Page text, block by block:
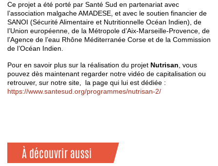
Ce projet a été porté par Santé Sud en partenariat avec
l’association malgache AMADESE, et avec le soutien financier de
SANOI (Sécurité Alimentaire et Nutritionnelle Océan Indien), de
l’Union européenne, de la Métropole d’Aix-Marseille-Provence, de
l’Agence de l’eau Rhône Méditerranée Corse et de la Commission
de l’Océan Indien.
Pour en savoir plus sur la réalisation du projet Nutrisan , vous
pouvez dès maintenant regarder notre vidéo de capitalisation ou
retrouver, sur notre site, la page qui lui est dédiée :
https://www.santesud.org/programmes/nutrisan-2/
À découvrir aussi